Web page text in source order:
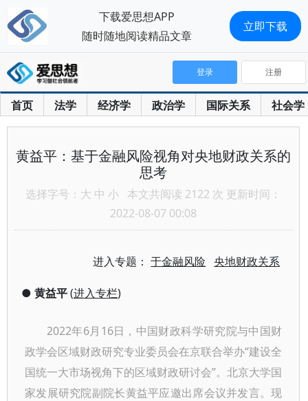
首页 法学 经济学 政治学 国际关系 社会学
登录 注册
黄益平：基于金融风险视角对央地财政关系的
思考
选择字号： 大 中 小 本文共阅读 2122 次 更新时间：
2022-08-07 00:08
进入专题：于金融风险 央地财政关系
● 黄益平(进入专栏)
2022年6月16日，中国财政科学研究院与中国财
政学会区域财政研究专业委员会在京联合举办“建设全
国统一大市场视角下的区域财政研讨会”。北京大学国
家发展研究院副院长黄益平应邀出席会议并发言。现
下载爱思想APP
随时随地阅读精品文章
立即下载